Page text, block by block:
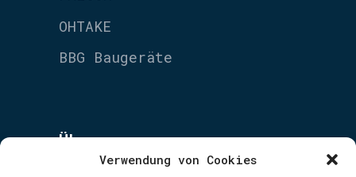
Verwendung von Cookies
OHTAKE
BBG Baugeräte
Über uns